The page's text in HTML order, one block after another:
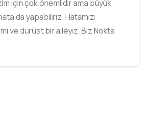
için çok önemlidir ama büyük
da yapabiliriz. Hatamızı
ve dürüst bir aileyiz. Biz Nokta